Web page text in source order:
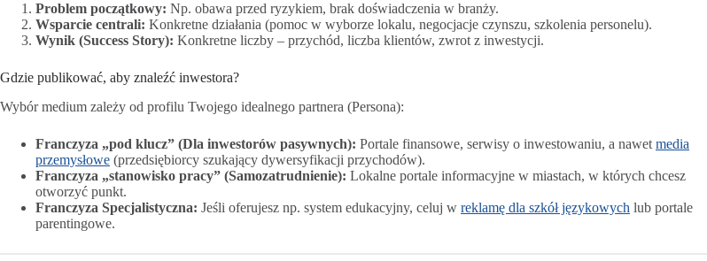
Problem początkowy: Np. obawa przed ryzykiem, brak doświadczenia w branży.
Wsparcie centrali: Konkretne działania (pomoc w wyborze lokalu, negocjacje czynszu, szkolenia personelu).
Wynik (Success Story): Konkretne liczby – przychód, liczba klientów, zwrot z inwestycji.
Gdzie publikować, aby znaleźć inwestora?
Wybór medium zależy od profilu Twojego idealnego partnera (Persona):
Franczyza „pod klucz” (Dla inwestorów pasywnych): Portale finansowe, serwisy o inwestowaniu, a nawet media
przemysłowe (przedsiębiorcy szukający dywersyfikacji przychodów).
Franczyza „stanowisko pracy” (Samozatrudnienie): Lokalne portale informacyjne w miastach, w których chcesz
otworzyć punkt.
Franczyza Specjalistyczna: Jeśli oferujesz np. system edukacyjny, celuj w reklamę dla szkół językowych lub portale
parentingowe.